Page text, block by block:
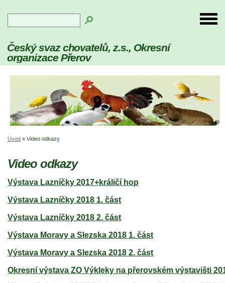
Český svaz chovatelů, z.s., Okresní
organizace Přerov
Úvod » Video odkazy
Video odkazy
Výstava Lazníčky 2017+králičí hop
Výstava Lazníčky 2018 1. část
Výstava Lazníčky 2018 2. část
Výstava Moravy a Slezska 2018 1. část
Výstava Moravy a Slezska 2018 2. část
Okresní výstava ZO Výkleky na přerovském výstavišti